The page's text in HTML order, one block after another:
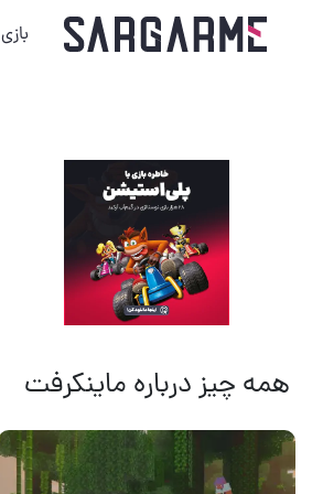
بازی
همه چیز درباره ماینکرفت